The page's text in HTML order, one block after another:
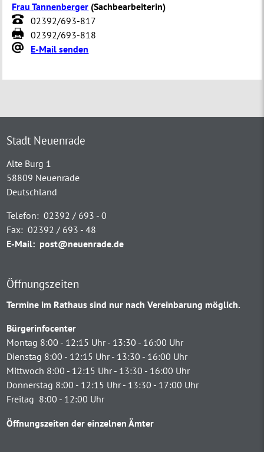
Frau Tannenberger (Sachbearbeiterin)
02392/693-817
02392/693-818
E-Mail senden
Stadt Neuenrade
Alte Burg 1
58809 Neuenrade
Deutschland
Telefon: 02392 / 693 - 0
Fax: 02392 / 693 - 48
E-Mail: post@neuenrade.de
Öffnungszeiten
Termine im Rathaus sind nur nach Vereinbarung möglich.
Bürgerinfocenter
Montag 8:00 - 12:15 Uhr - 13:30 - 16:00 Uhr
Dienstag 8:00 - 12:15 Uhr - 13:30 - 16:00 Uhr
Mittwoch 8:00 - 12:15 Uhr - 13:30 - 16:00 Uhr
Donnerstag 8:00 - 12:15 Uhr - 13:30 - 17:00 Uhr
Freitag 8:00 - 12:00 Uhr
Öffnungszeiten der einzelnen Ämter